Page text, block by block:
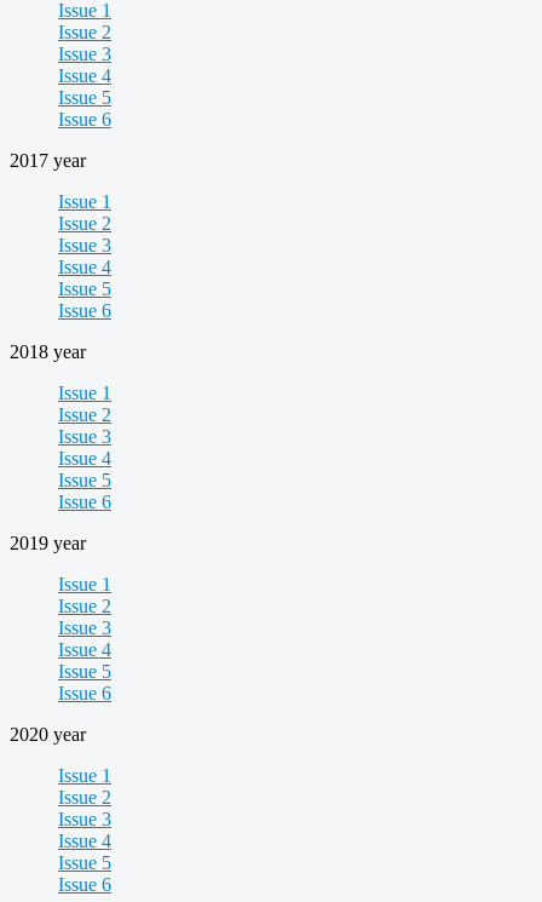
Issue 1
Issue 2
Issue 3
Issue 4
Issue 5
Issue 6
2017 year
Issue 1
Issue 2
Issue 3
Issue 4
Issue 5
Issue 6
2018 year
Issue 1
Issue 2
Issue 3
Issue 4
Issue 5
Issue 6
2019 year
Issue 1
Issue 2
Issue 3
Issue 4
Issue 5
Issue 6
2020 year
Issue 1
Issue 2
Issue 3
Issue 4
Issue 5
Issue 6